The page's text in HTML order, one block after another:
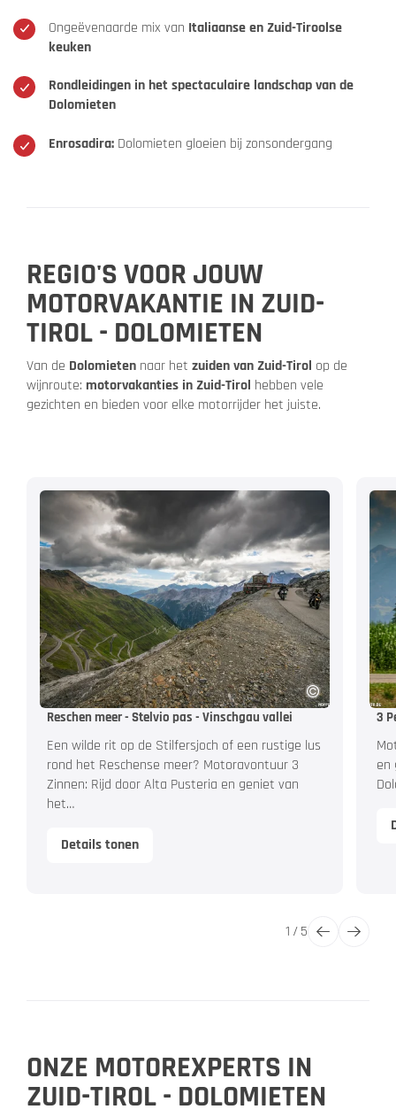
Ongeëvenaarde mix van Italiaanse en Zuid-Tiroolse
keuken
Rondleidingen in het spectaculaire landschap van de
Dolomieten
Enrosadira: Dolomieten gloeien bij zonsondergang
REGIO'S VOOR JOUW
MOTORVAKANTIE IN ZUID-
TIROL - DOLOMIETEN
Van de Dolomieten naar het zuiden van Zuid-Tirol op de
wijnroute: motorvakanties in Zuid-Tirol hebben vele
gezichten en bieden voor elke motorrijder het juiste.
Reschen meer - Stelvio pas - Vinschgau vallei
Een wilde rit op de Stilfersjoch of een rustige lus
rond het Reschense meer? Motoravontuur 3
Zinnen: Rijd door Alta Pusteria en geniet van
het…
Details tonen
3
en
1 /5
ONZE MOTOREXPERTS IN
ZUID-TIROL - DOLOMIETEN